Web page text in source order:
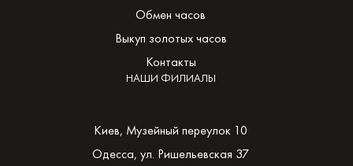
Обмен часов
Выкуп золотых часов
Контакты
НАШИ ФИЛИАЛЫ
Киев, Музейный переулок 10
Одесса, ул. Ришельевская 37